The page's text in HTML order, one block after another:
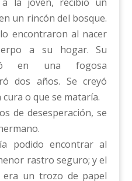
un rincón del bosque.
encontraron al nacer
a su hogar. Su
en una fogosa
dos años. Se creyó
o que se mataría.
de desesperación, se
podido encontrar al
rastro seguro; y el
era un trozo de papel